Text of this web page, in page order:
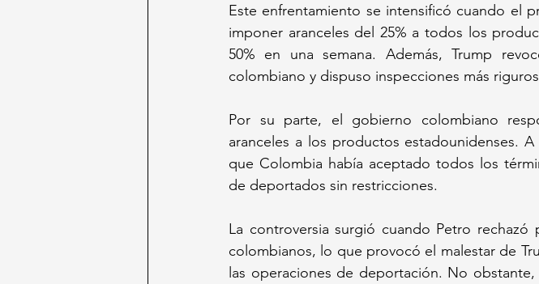
Este enfrentamiento se intensificó cuando el
imponer aranceles del 25% a todos los
50% en una semana. Además, Trump
colombiano y dispuso inspecciones más
Por su parte, el gobierno colombiano
aranceles a los productos estadounidenses.
que Colombia había aceptado todos los
de deportados sin restricciones.
La controversia surgió cuando Petro
colombianos, lo que provocó el malestar de
las operaciones de deportación. No